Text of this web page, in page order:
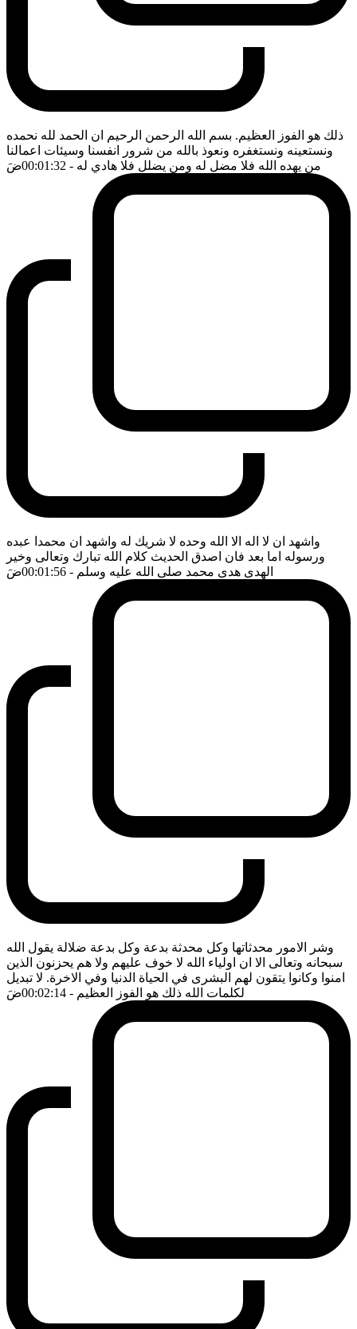
ذلك هو الفوز العظيم. بسم الله الرحمن الرحيم ان الحمد لله نحمده
ونستعينه ونستغفره ونعوذ بالله من شرور انفسنا وسيئات اعمالنا
من يهده الله فلا مضل له ومن يضلل فلا هادي له - 00:01:32 ضَ
واشهد ان لا اله الا الله وحده لا شريك له واشهد ان محمدا عبده
ورسوله اما بعد فان اصدق الحديث كلام الله تبارك وتعالى وخير
الهدى هدى محمد صلى الله عليه وسلم - 00:01:56 ضَ
وشر الامور محدثاتها وكل محدثة بدعة وكل بدعة ضلالة يقول الله
سبحانه وتعالى الا ان اولياء الله لا خوف عليهم ولا هم يحزنون الذين
امنوا وكانوا يتقون لهم البشرى في الحياة الدنيا وفي الاخرة. لا تبديل
لكلمات الله ذلك هو الفوز العظيم - 00:02:14 ضَ